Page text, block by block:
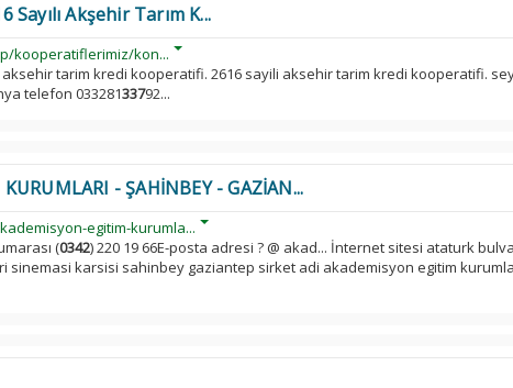
Akşehir Tarım K...
kooperatiflerimiz/kon...
aksehir tarim kredi kooperatifi. 2616 sayili aksehir tarim kredi kooperatifi.
telefon 03328133792...
- ŞAHİNBEY - GAZİAN...
egitim-kurumla...
(0342) 220 19 66E-posta adresi ? @ akad... İnternet sitesi ataturk
sinemasi karsisi sahinbey gaziantep sirket adi akademisyon egitim